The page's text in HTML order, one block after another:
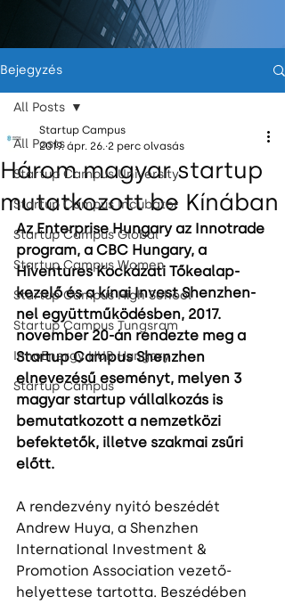
Bejegyzés
All Posts
Startup Campus University
Startup Campus Incubator
Startup Campus Global
Startup Campus Women
Startup Campus High School
Startup Campus Tungsram
InnoEnergy HUB Hungary
Startup Campus
All Posts
Három magyar startup
mutatkozott be Kínában
Startup Campus
2019. ápr. 26. 2 perc olvasás
Az Enterprise Hungary az Innotrade
program, a CBC Hungary, a
Hiventures Kockázati Tőkealap-
kezelő és a kínai Invest Shenzhen-
nel együttműködésben, 2017.
november 20-án rendezte meg a
Startup Campus Shenzhen
elnevezésű eseményt, melyen 3
magyar startup vállalkozás is
bemutatkozott a nemzetközi
befektetők, illetve szakmai zsűri
előtt.
A rendezvény nyitó beszédét
Andrew Huya, a Shenzhen
International Investment &
Promotion Association vezető-
helyettese tartotta. Beszédében